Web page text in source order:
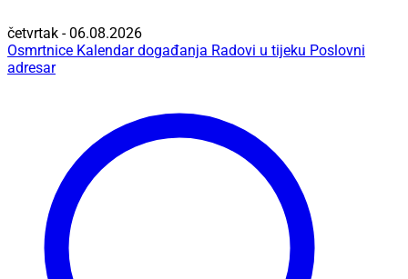
četvrtak - 06.08.2026
Osmrtnice Kalendar događanja Radovi u tijeku Poslovni
adresar